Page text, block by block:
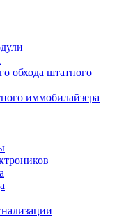
обхода штатного
иммобилайзера